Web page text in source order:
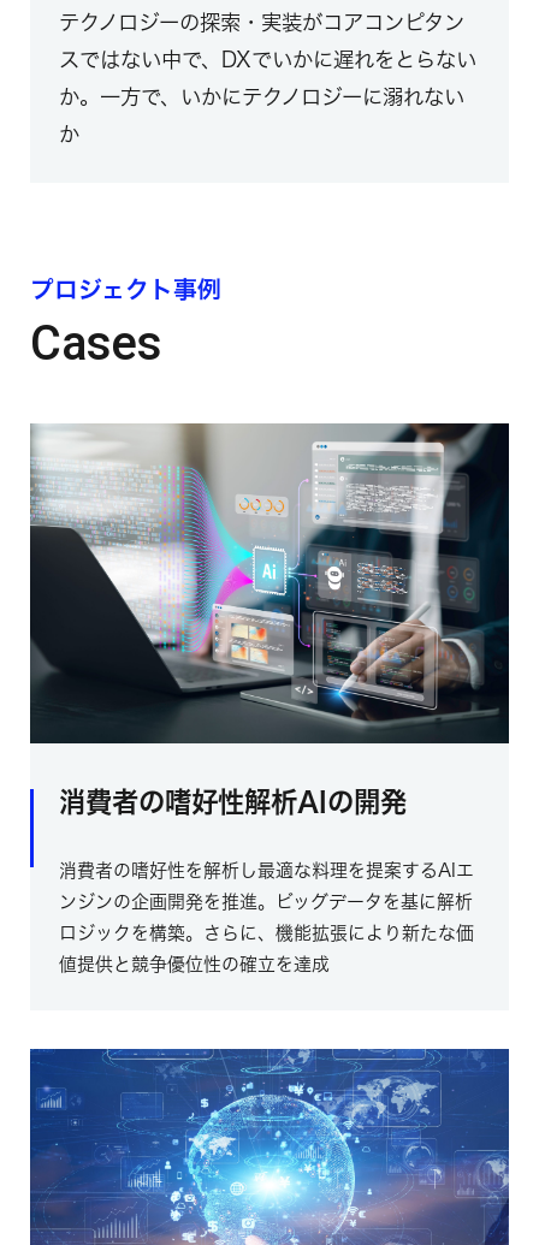
テクノロジーの探索・実装がコアコンピタン
スではない中で、DXでいかに遅れをとらない
か。一方で、いかにテクノロジーに溺れない
か
プロジェクト事例
Cases
消費者の嗜好性解析AIの開発
消費者の嗜好性を解析し最適な料理を提案するAIエ
ンジンの企画開発を推進。ビッグデータを基に解析
ロジックを構築。さらに、機能拡張により新たな価
値提供と競争優位性の確立を達成